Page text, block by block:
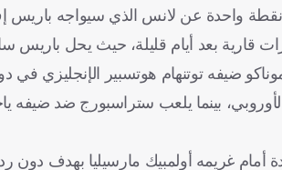
قارية بعد أيام قليلة، حيث يحل باريس
ضيفه توتنهام هوتسبير الإنجليزي في
بينما يلعب ستراسبورج ضد ضيفه
خسارة واحدة أمام غريمه أولمبيك مارسيليا